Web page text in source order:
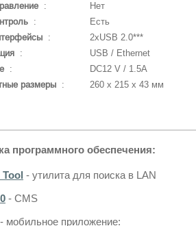
:
Нет
:
Есть
:
2хUSB 2.0***
:
USB / Ethernet
:
DC12 V / 1.5A
размеры : 260 x 215 x 43 мм